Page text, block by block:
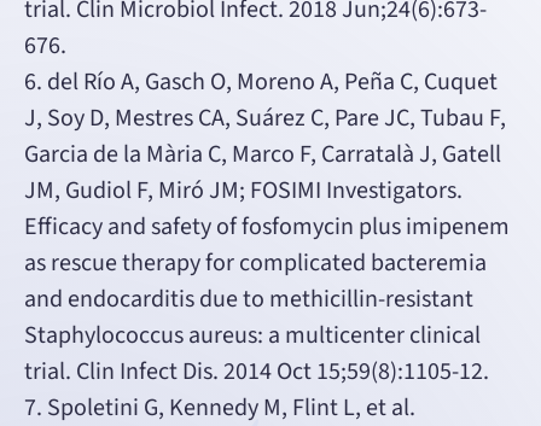
trial. Clin Microbiol Infect. 2018 Jun;24(6):673-
676.
6. del Río A, Gasch O, Moreno A, Peña C, Cuquet
J, Soy D, Mestres CA, Suárez C, Pare JC, Tubau F,
Garcia de la Mària C, Marco F, Carratalà J, Gatell
JM, Gudiol F, Miró JM; FOSIMI Investigators.
Efficacy and safety of fosfomycin plus imipenem
as rescue therapy for complicated bacteremia
and endocarditis due to methicillin-resistant
Staphylococcus aureus: a multicenter clinical
trial. Clin Infect Dis. 2014 Oct 15;59(8):1105-12.
7. Spoletini G, Kennedy M, Flint L, et al.